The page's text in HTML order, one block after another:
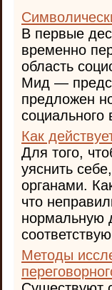
В первые
временно
область
Мид —
предложен
Как
Для того,
уяснить
органами.
что
нормальную
Методы